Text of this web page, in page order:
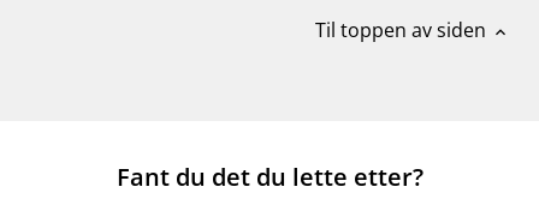
Til toppen av siden expand_less
Fant du det du lette etter?